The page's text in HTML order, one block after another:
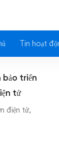
Tin hoạt
bảo triển
tử
điện tử,